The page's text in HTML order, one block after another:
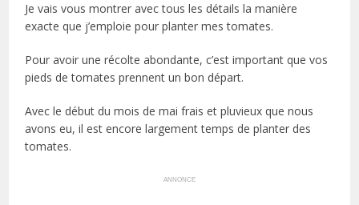
Je vais vous montrer avec tous les détails la manière
exacte que j’emploie pour planter mes tomates.
Pour avoir une récolte abondante, c’est important que vos
pieds de tomates prennent un bon départ.
Avec le début du mois de mai frais et pluvieux que nous
avons eu, il est encore largement temps de planter des
tomates.
ANNONCE